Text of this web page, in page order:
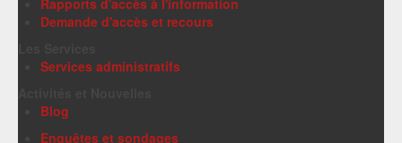
Demande d'accès et recours
Services administratifs
Blog
Enquêtes et sondages